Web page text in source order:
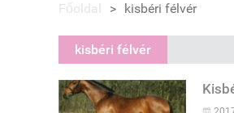
Főoldal > kisbéri félvér
kisbéri félvér